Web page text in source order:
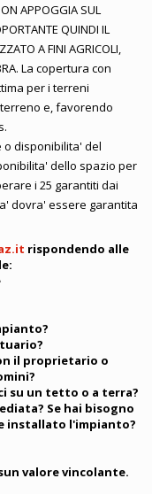
APPOGGIA SUL
QUINDI IL
A FINI AGRICOLI,
La copertura con
per i terreni
e, favorendo
o disponibilita' del
dello spazio per
i 25 garantiti dai
dovra' essere garantita
rispondendo alle
il proprietario o
su un tetto o a terra?
Se hai bisogno
installato l'impianto?
valore vincolante.